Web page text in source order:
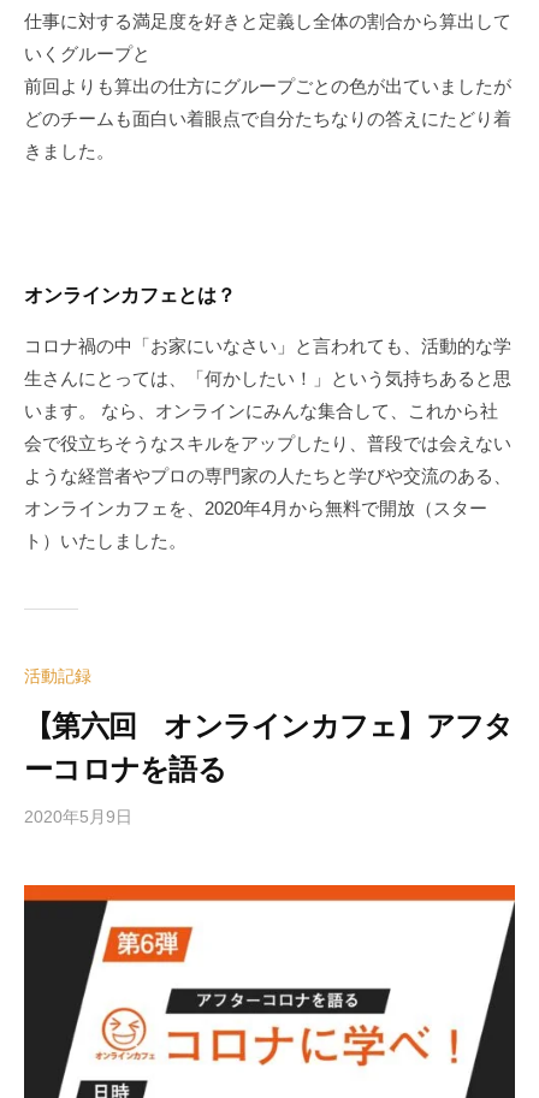
仕事に対する満足度を好きと定義し全体の割合から算出して
いくグループと
前回よりも算出の仕方にグループごとの色が出ていましたが
どのチームも面白い着眼点で自分たちなりの答えにたどり着
きました。
オンラインカフェとは？
コロナ禍の中「お家にいなさい」と言われても、活動的な学
生さんにとっては、「何かしたい！」という気持ちあると思
います。 なら、オンラインにみんな集合して、これから社
会で役立ちそうなスキルをアップしたり、普段では会えない
ような経営者やプロの専門家の人たちと学びや交流のある、
オンラインカフェを、2020年4月から無料で開放（スター
ト）いたしました。
活動記録
【第六回 オンラインカフェ】アフタ
ーコロナを語る
2020年5月9日
d
i
t
r
2